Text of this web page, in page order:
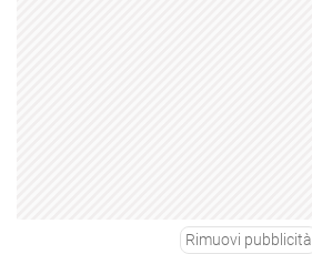
Rimuovi pubblicità